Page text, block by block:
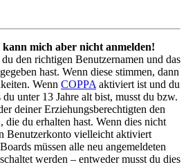
mich aber nicht anmelden!
den richtigen Benutzernamen und das
hast. Wenn diese stimmen, dann
Wenn COPPA aktiviert ist und du
du unter 13 Jahre alt bist, musst du bzw.
deiner Erziehungsberechtigten den
die du erhalten hast. Wenn dies nicht
Benutzerkonto vielleicht aktiviert
müssen alle neu angemeldeten
werden – entweder musst du dies